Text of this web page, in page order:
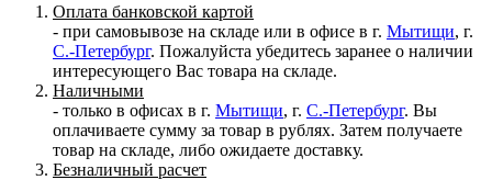
Оплата банковской картой
- при самовывозе на складе или в офисе в г. Мытищи, г.
С.-Петербург. Пожалуйста убедитесь заранее о наличии
интересующего Вас товара на складе.
Наличными
- только в офисах в г. Мытищи, г. С.-Петербург. Вы
оплачиваете сумму за товар в рублях. Затем получаете
товар на складе, либо ожидаете доставку.
Безналичный расчет